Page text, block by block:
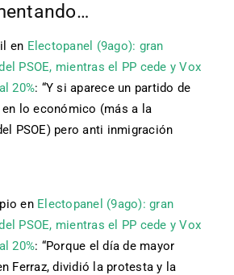
en Electopanel (9ago): gran
PSOE, mientras el PP cede y Vox
20%: “Y si aparece un partido de
lo económico (más a la
PSOE) pero anti inmigración
en Electopanel (9ago): gran
PSOE, mientras el PP cede y Vox
20%: “Porque el día de mayor
Ferraz, dividió la protesta y la